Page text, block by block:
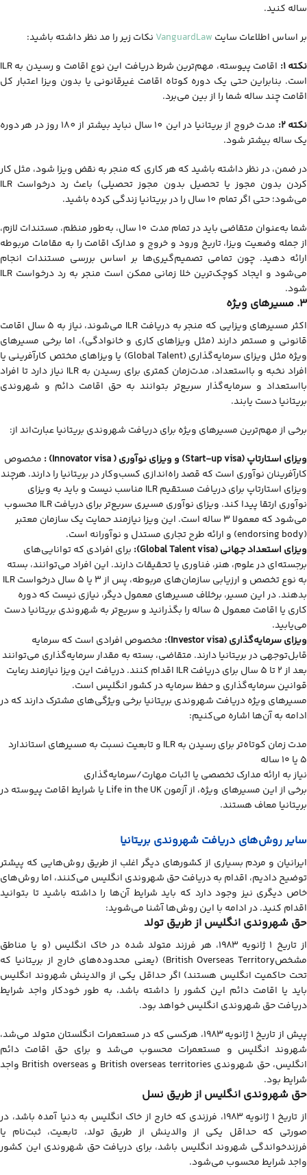
ساله کنید.
بر اساس اطلاعات سایت VanguardLaw نکات زیر را مد نظر داشته باشید:
نکته 1:
است. بنابراین حتی یک دوره کوتاه اقامت غیرقانونی یا بدون ویزا اعتبار کل
اقامت چند ساله شما را از بین می‌برد.
نکته 2:
مدت خروج از بریتانیا در این 10 سال نباید بیشتر از 180 روز در هر دوره
یک ساله بیشتر شود.
در ضمن، در نظر داشته باشید که هر کاری که منجر به نقض ویزا شود، مثل کار
کردن بدون مجوز یا تحصیل بدون مجوز تحصیلی) باعث رد درخواست ILR
می‌شود؛ حتی اگر تمام 10 سال را در بریتانیا زندگی کرده باشید.
شما به‌عنوان متقاضی باید در تمام مدت 10 سال، به‌طور منظم، مستندات لازم،
از جمله وضعیت ویزا، تاریخ ورود و خروج و مدارک اقامت را به مقامات مربوطه
ارائه دهید. چون تمامی تصمیم‌گیری‌ها بر اساس بررسی مستندات انجام
می‌شود و ایجاد کوچک‌ترین خلا زمانی ممکن است منجر به رد درخواست ILR
شود.
3. مسیرهای ویژه
اکثر مسیرهای ویزایی که منجر به دریافت ILR می‌شوند، نیاز به 5 سال اقامت
قانونی و مستمر دارند (مثل ویزاهای کاری و خانوادگی)، اما برخی مسیرهای
ویژه مثل ویزای سرمایه‌گذاری (Global Talent) یا ویزاهای مختص کارآفرینی یا
افراد نخبه و بااستعداد، مدت‌زمان کمتری برای رسیدن به ILR نیاز دارد تا افراد
بااستعداد و سرمایه‌گذار سریع‌تر بتوانند به حق اقامت دائم و شهروندی
بریتانیا دست یابند.
برخی از مهم‌ترین مسیرهای ویژه برای دریافت شهروندی بریتانیا عبارت‌اند از:
ویزای استارتاپ(Start-up visa) و ویزای نوآوری ( ) : مخصوص
کارآفرینان نوآوری است که قصد راه‌اندازی کسب‌وکار در بریتانیا را دارند. هرچند
ویزای استارتاپ برای دریافت مستقیم ILR مناسب نیست و باید به ویزای
نوآوری ارتقا پیدا کند. ویزای نوآوری مسیری سریع‌تر برای دریافت ILR محسوب
می‌شود که معمولا 3 ساله است. این ویزا نیازمند حمایت یک سازمان معتبر
(endorsing body) و ارائه طرح تجاری مستدل و نوآورانه است.
ویزای استعداد جهانی(Global Talent visa)
: برای افرادی که توانایی‌های
برجسته‌ای در علوم، هنر، فناوری یا تحقیقات دارند. این افراد می‌توانند، بسته
به نوع تخصص و ارزیابی سازمان‌های مربوطه، پس از 3 یا 5 سال درخواست ILR
بدهند. در این مسیر، برخلاف مسیرهای معمول دیگر، نیازی نیست که دوره
کاری یا اقامت معمول ۵ ساله را بگذرانید و سریع‌تر به شهروندی بریتانیا دست
می‌یابید.
ویزای سرمایه‌گذاری(Investor visa)
: مخصوص افرادی است که سرمایه
قابل‌توجهی در بریتانیا دارند. متقاضی، بسته به مقدار سرمایه‌گذاری می‌توانند
بعد از 2 تا 5 سال برای دریافت ILR اقدام کنند. دریافت این ویزا نیازمند رعایت
قوانین سرمایه‌گذاری و حفظ سرمایه در کشور انگلیس است.
مسیرهای ویژه دریافت شهروندی بریتانیا برخی ویژگی‌های مشترک دارند که در
ادامه به آن‌ها اشاره می‌کنیم:
مدت زمان کوتاه‌تر برای رسیدن به ILR و تابعیت نسبت به مسیرهای استاندارد
۵ یا ۱۰ ساله
نیاز به ارائه مدارک تخصصی یا اثبات مهارت/سرمایه‌گذاری
برخی از این مسیرهای ویژه، از آزمون Life in the UK یا شرایط اقامت پیوسته در
بریتانیا معاف هستند.
سایر روش‌های دریافت شهروندی بریتانیا
ایرانیان و مردم بسیاری از کشورهای دیگر اغلب از طریق روش‌هایی که پیشتر
توضیح دادیم، اقدام به دریافت حق شهروندی انگلیس می‌کنند، اما روش‌های
خاص دیگری نیز وجود دارد که باید شرایط آن‌ها را داشته باشید تا بتوانید
اقدام کنید. در ادامه با این روش‌ها آشنا می‌شوید:
حق شهروندی انگلیس از طریق تولد
از تاریخ ۱ ژانویه ۱۹۸۳، هر فرزند متولد شده در خاک انگلیس (و یا مناطق
مشخصBritish Overseas Territory) (یعنی محدوده‌های خارج از بریتانیا که
تحت حاکمیت انگلیس هستند) اگر حداقل یکی از والدینش شهروند انگلیس
باید یا اقامت دائم این کشور را داشته باشد، به طور خودکار واجد شرایط
دریافت حق شهروندی انگلیس خواهد بود.
پیش از تاریخ ۱ ژانویه ۱۹۸۳، هرکسی که در مستعمرات انگلستان متولد می‌شد،
شهروند انگلیس و مستعمرات محسوب می‌شد و برای حق اقامت دائم
انگلیس، حق شهروندی British overseas territories و British overseas واجد
شرایط بود.
حق شهروندی انگلیس از طریق نسل
از تاریخ ۱ ژانویه ۱۹۸۳، فرزندی که خارج از خاک انگلیس به دنیا آمده باشد، در
صورتی که حداقل یکی از والدینش از طریق تولد، تابعیت، ثبت‌نام یا
فرزندخواندگی شهروند انگلیس باشد، برای دریافت حق شهروندی این کشور
واجد شرایط محسوب می‌شود.